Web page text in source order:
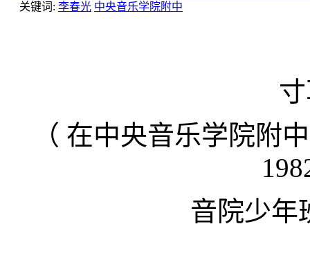
关键词: 李春光 中央音乐学院附中
（ 在中央音乐学院附
音院少年